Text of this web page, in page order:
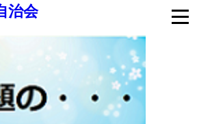
治会